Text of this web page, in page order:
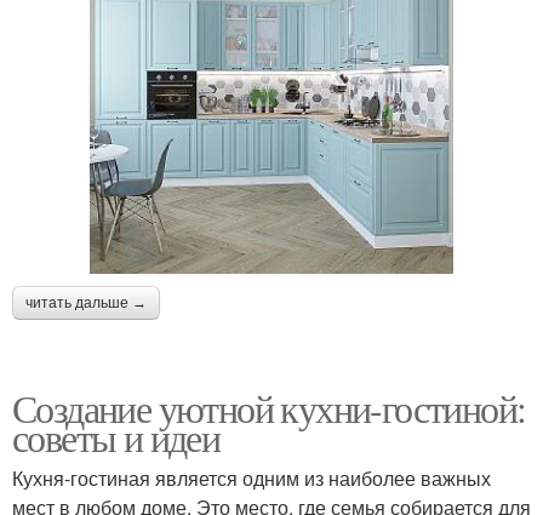
читать дальше →
Создание уютной кухни-гостиной:
советы и идеи
Кухня-гостиная является одним из наиболее важных
мест в любом доме. Это место, где семья собирается для